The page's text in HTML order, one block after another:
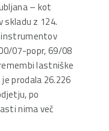
– kot
skladu z 124.
instrumentov
07-popr, 69/08
lastniške
prodala 26.226
po
nima več